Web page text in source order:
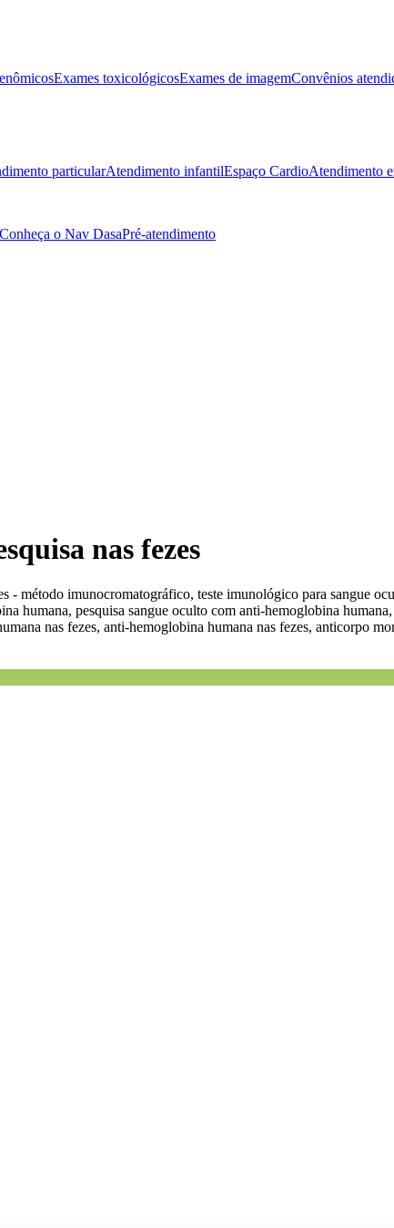
Exames toxicológicosExames de imagemConvênios
particularAtendimento infantilEspaço CardioAtendimento
Conheça o Nav DasaPré-atendimento
nas fezes
- método imunocromatográfico, teste imunológico para sangue
humana, pesquisa sangue oculto com anti-hemoglobina
nas fezes, anti-hemoglobina humana nas fezes, anticorpo